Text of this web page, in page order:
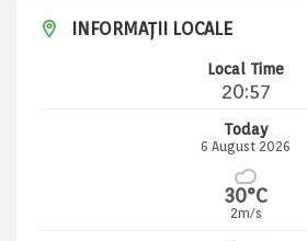
INFORMAȚII LOCALE
Local Time
20:57
Today
6 August 2026
30°C
2m/s